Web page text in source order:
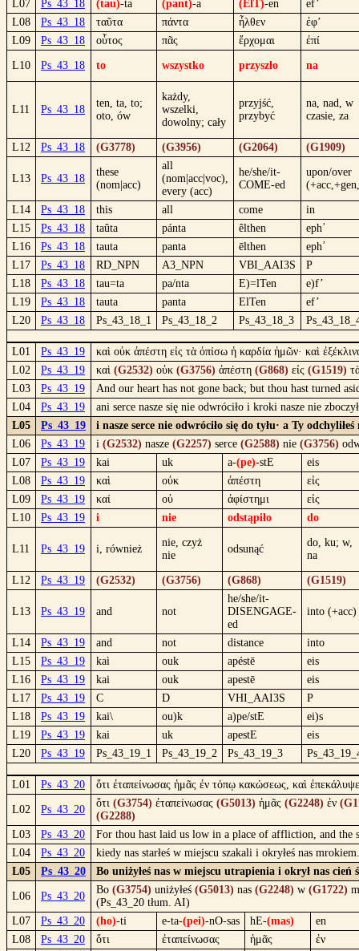
L07 Ps_43_18 (tau)-ta (pant)-a (ElT)-en
ef’
L08
Ps_43_18 ταῦτα πάντα ἦλθεν
ἐφ’
L09
Ps_43_18 οὗτος πᾶς ἔρχομαι ἐπί
L10 Ps_43_18 to wszystko przyszło na
L11 Ps_43_18
ten, ta, to;
oto, ów
każdy,
wszelki,
dowolny; cały
przyjść,
przybyć
na, nad, w
czasie, za
L12 Ps_43_18 (G3778) (G3956) (G2064) (G1909)
L13 Ps_43_18
these
(nom|acc)
all
(nom|acc|voc),
every (acc)
he/she/it-
COME-ed
upon/over
L14 Ps_43_18 this all come
in
L15
Ps_43_18 taûta pánta êlthen
eph᾿
L16
Ps_43_18 tauta panta ēlthen
eph᾿
L17
Ps_43_18 RD_NPN A3_NPN VBI_AAI3S
P
L18
Ps_43_18 tau=ta pa/nta E)=lTen
e)f’
L19
Ps_43_18 tauta panta ElTen
ef’
L20
Ps_43_18 Ps_43_18_1 Ps_43_18_2 Ps_43_18_3
L01 Ps_43_19
καὶ οὐκ ἀπέστη εἰς τὰ ὀπίσω ἡ καρδία ἡμῶν· καὶ
L02
Ps_43_19 καὶ (G2532) οὐκ (G3756) ἀπέστη (G868) εἰς (G1519)
L03
Ps_43_19
And our heart has not gone back; but thou hast turned
L04
Ps_43_19
ani serce nasze się nie odwróciło i kroki nasze nie
L05
Ps_43_19
i nasze serce nie odwróciło się do tyłu· a Ty
L06
Ps_43_19 i (G2532) nasze (G2257) serce (G2588) nie (G3756)
L07
Ps_43_19 kai uk a-(pe)-stE
eis
L08
Ps_43_19 καὶ οὐκ ἀπέστη
εἰς
L09
Ps_43_19 καί οὐ ἀφίστημι
εἰς
L10
Ps_43_19 i nie odstąpiło do
L11 Ps_43_19 i, również
nie, czyż
nie
odsunąć
do, ku; w,
na
L12 Ps_43_19 (G2532) (G3756) (G868) (G1519)
L13 Ps_43_19 and not
he/she/it-
DISENGAGE-
ed
into (+acc)
L14 Ps_43_19 and not distance
into
L15
Ps_43_19 kaì ouk apéstē
eis
L16
Ps_43_19 kai ouk apestē
eis
L17
Ps_43_19 C D VHI_AAI3S
P
L18
Ps_43_19 kai\ ou)k a)pe/stE
ei)s
L19
Ps_43_19 kai uk apestE
eis
L20
Ps_43_19 Ps_43_19_1 Ps_43_19_2 Ps_43_19_3
L01 Ps_43_20 ὅτι ἐταπείνωσας ἡμᾶς ἐν τόπῳ κακώσεως, καὶ
L02 Ps_43_20
ὅτι (G3754) ἐταπείνωσας (G5013) ἡμᾶς (G2248) ἐν
(G2288)
L03
Ps_43_20
For thou hast laid us low in a place of affliction, and the
L04
Ps_43_20
kiedy nas starłeś w miejscu szakali i okryłeś nas
L05
Ps_43_20 Bo uniżyłeś nas w miejscu utrapienia i okrył nas cień
L06 Ps_43_20
Bo (G3754) uniżyłeś (G5013) nas (G2248) w (G1722)
(Ps_43_20 tłum. AI)
L07
Ps_43_20 (ho)-ti e-ta-(pei)-nO-sas hE-(mas)
en
L08
Ps_43_20 ὅτι ἐταπείνωσας ἡμᾶς
ἐν